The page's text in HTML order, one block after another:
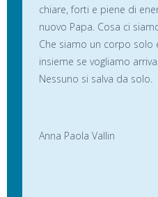
chiare, forti e piene di
nuovo Papa. Cosa ci
Che siamo un corpo
insieme se vogliamo
Nessuno si salva da solo.
Anna Paola Vallin